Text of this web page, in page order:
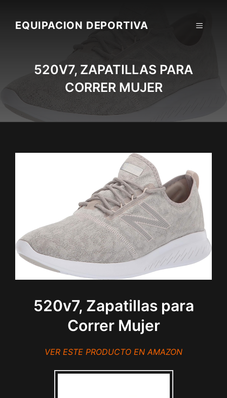
contentEQUIPACION DEPORTIVA MENU
520V7, ZAPATILLAS PARA
CORRER MUJER
520v7, Zapatillas para
Correr Mujer
VER ESTE PRODUCTO EN AMAZON